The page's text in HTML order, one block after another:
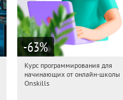
-63%
15:14:53
Россия
Курс программирования для
начинающих от онлайн-школы
Onskills